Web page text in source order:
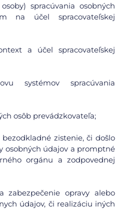
spracúvania osobných
na účel spracovateľskej
a účel spracovateľskej
systémov spracúvania
osôb prevádzkovateľa;
zistenie, či došlo
osobných údajov a promptné
orgánu a zodpovednej
zabezpečenie opravy alebo
údajov, či realizáciu iných